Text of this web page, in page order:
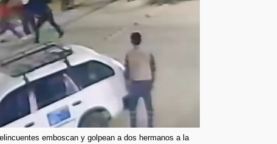
emboscan y golpean a dos hermanos a la